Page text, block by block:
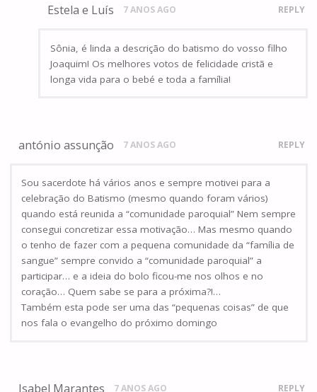
Estela e Luís 7 ANOS AGO REPLY
Sônia, é linda a descrição do batismo do vosso filho
Joaquim! Os melhores votos de felicidade cristã e
longa vida para o bebé e toda a família!
antónio assunção 7 ANOS AGO REPLY
Sou sacerdote há vários anos e sempre motivei para a
celebração do Batismo (mesmo quando foram vários)
quando está reunida a “comunidade paroquial” Nem sempre
consegui concretizar essa motivação… Mas mesmo quando
o tenho de fazer com a pequena comunidade da “família de
sangue” sempre convido a “comunidade paroquial” a
participar… e a ideia do bolo ficou-me nos olhos e no
coração… Quem sabe se para a próxima?!…
Também esta pode ser uma das “pequenas coisas” de que
nos fala o evangelho do próximo domingo
Isabel Marantes 7 ANOS AGO REPLY